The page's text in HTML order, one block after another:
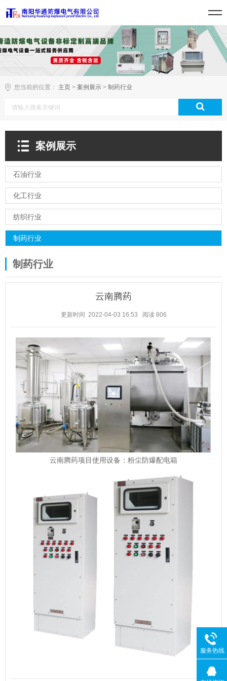
您当前的位置： 主页 > 案例展示 > 制药行业
案例展示
石油行业
化工行业
纺织行业
制药行业
制药行业
云南腾药
更新时间 2022-04-03 16:53 阅读 806
云南腾药项目使用设备：粉尘防爆配电箱
服务热线